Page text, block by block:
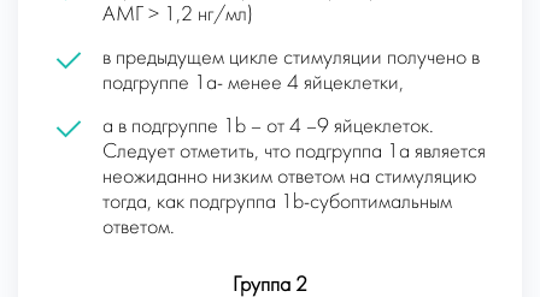
АМГ > 1,2 нг/мл)
в предыдущем цикле стимуляции получено в
подгруппе 1а- менее 4 яйцеклетки,
а в подгруппе 1b – от 4 –9 яйцеклеток.
Следует отметить, что подгруппа 1а является
неожиданно низким ответом на стимуляцию
тогда, как подгруппа 1b-субоптимальным
ответом.
Группа 2